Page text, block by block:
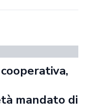
mandato di